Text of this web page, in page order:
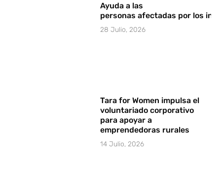
Ayuda a las
personas afectadas por los
28 Julio, 2026
Tara for Women impulsa el
voluntariado corporativo
para apoyar a
emprendedoras rurales
14 Julio, 2026